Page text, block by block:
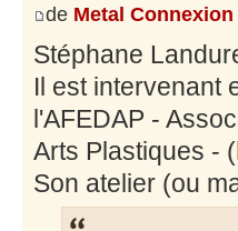
de Metal Connexion
Stéphane
Il est intervenant
l'AFEDAP -
Arts Plastiques - (
Son atelier (ou